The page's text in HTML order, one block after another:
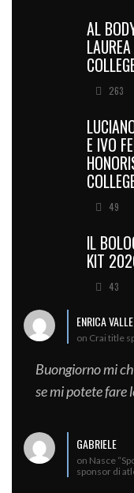
AL
263
E IVO
49
IL
KIT
43
ENRICA VALLE
on Crai title
Buongiorno mi
se mi potete fare
GABRIELE
on Nasce
sponsor di